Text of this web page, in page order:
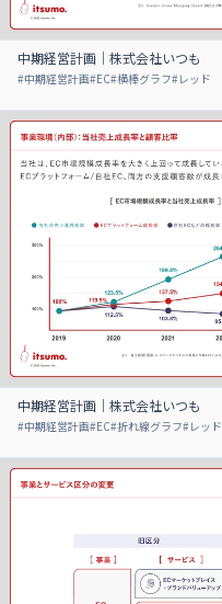
中期経営計画｜株式会社いつも
#中期経営計画#EC#横棒グラフ#レッド
中期経営計画｜株式会社いつも
#中期経営計画#EC#折れ線グラフ#レッド